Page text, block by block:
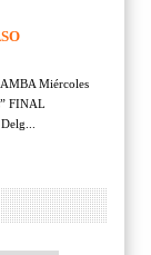
Miércoles
FINAL